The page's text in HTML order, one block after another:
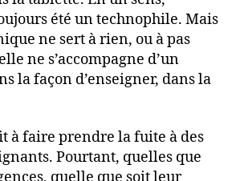
été un technophile. Mais
ne sert à rien, ou à pas
ne s’accompagne d’un
la façon d’enseigner, dans la
à faire prendre la fuite à des
Pourtant, quelles que